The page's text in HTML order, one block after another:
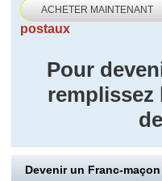
ACHETER MAINTENANT
postaux
Pour
remplissez
Devenir un Franc-